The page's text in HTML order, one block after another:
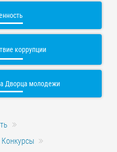
коррупции
Дворца молодежи